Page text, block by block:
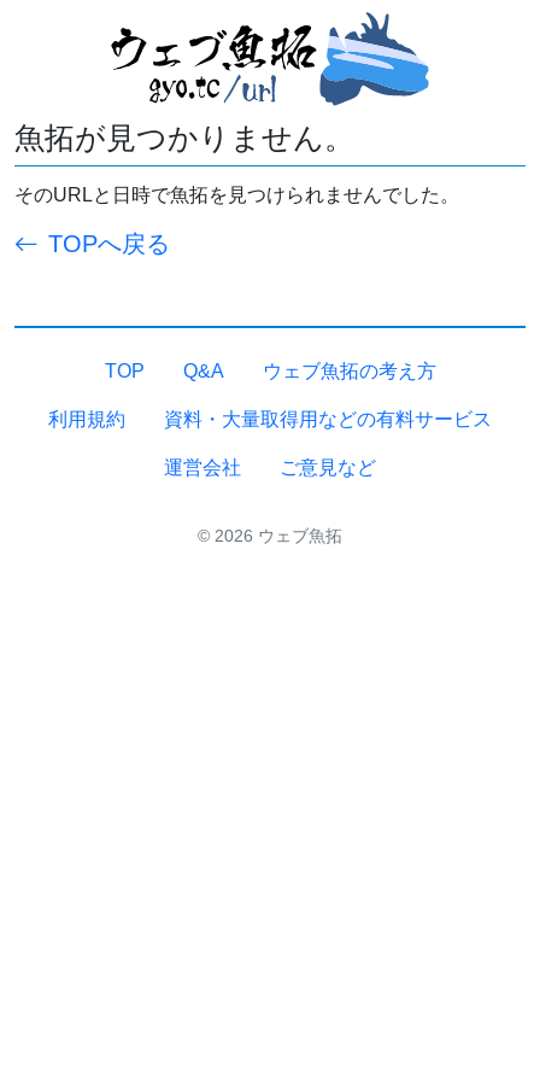
魚拓が見つかりません。
そのURLと日時で魚拓を見つけられませんでした。
TOPへ戻る
TOP Q&A ウェブ魚拓の考え方
利用規約 資料・大量取得用などの有料サービス
運営会社 ご意見など
© 2026 ウェブ魚拓